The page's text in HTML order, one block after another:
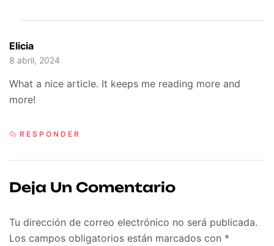
Elicia
8 abril, 2024
What a nice article. It keeps me reading more and
more!
RESPONDER
Deja Un Comentario
Tu dirección de correo electrónico no será publicada.
Los campos obligatorios están marcados con *